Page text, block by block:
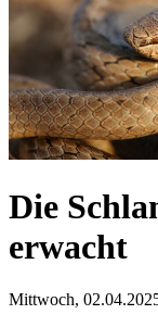
Die
erwacht
Mittwoch,